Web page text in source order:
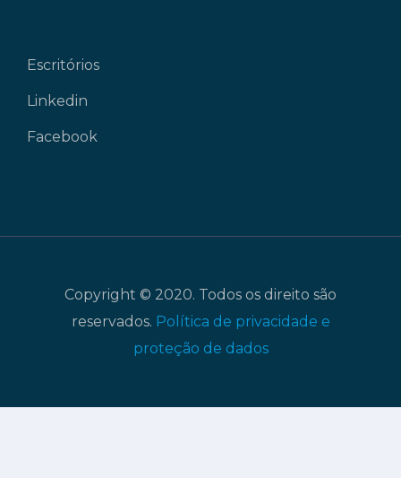
Escritórios
Linkedin
Facebook
Copyright © 2020. Todos os direito são
reservados. Política de privacidade e
proteção de dados